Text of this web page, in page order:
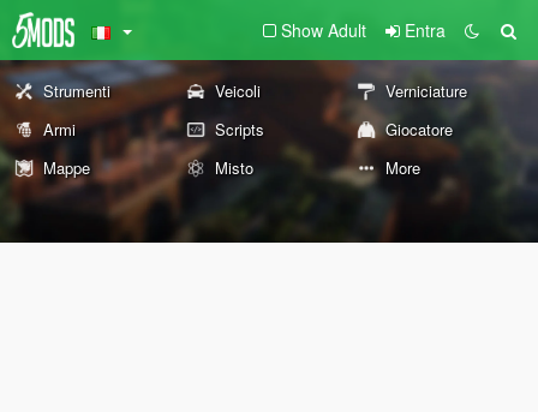
Show Adult Entra
Strumenti Veicoli
Verniciature
Armi
Scripts
Giocatore
Mappe
Misto More